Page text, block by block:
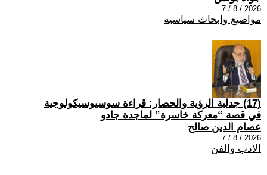
2026 / 8 / 7
مواضيع وابحاث سياسية
(17) جدلية الرؤية والحصار: قراءة سوسيوسيكولوجية
في قصة “معركة خاسرة” لماجدة جادو
عصام الدين صالح
2026 / 8 / 7
الادب والفن